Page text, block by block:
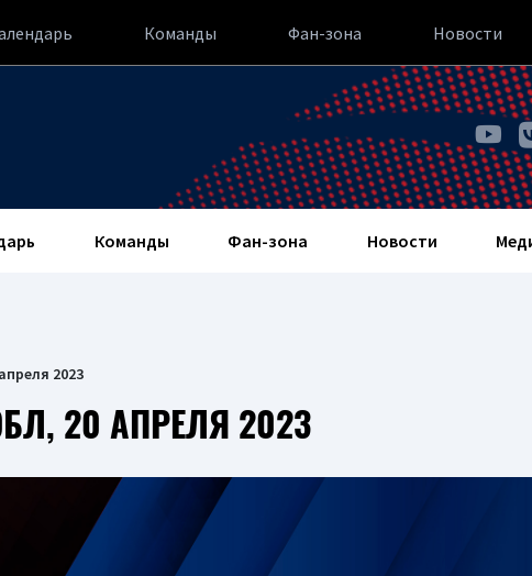
Команды Фан-зона Новости
Команды Фан-зона Новости
2023
20 АПРЕЛЯ 2023